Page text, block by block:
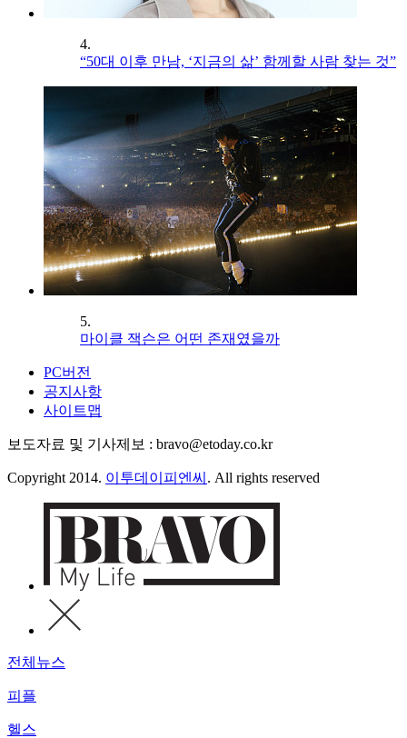
4.
“50대 이후 만남, ‘지금의 삶’ 함께할 사람 찾는 것”
5.
마이클 잭슨은 어떤 존재였을까
PC버전
공지사항
사이트맵
보도자료 및 기사제보 : bravo@etoday.co.kr
Copyright 2014. 이투데이피엔씨 . All rights reserved
전체뉴스
피플
헬스